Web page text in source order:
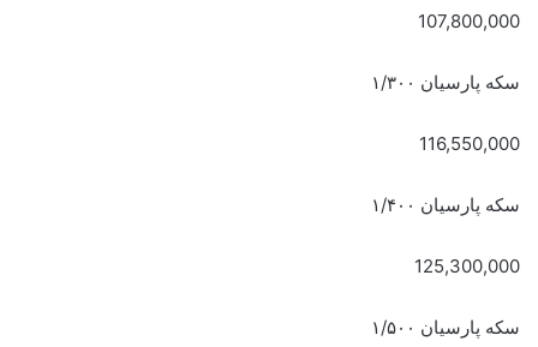
107,800,000
سکه پارسیان ۱/۳۰۰
116,550,000
سکه پارسیان ۱/۴۰۰
125,300,000
سکه پارسیان ۱/۵۰۰